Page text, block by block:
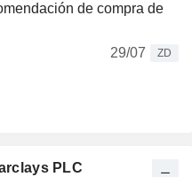
de compra de
29/07
ZD
PLC